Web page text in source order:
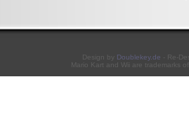
Design by Doublekey.de - Re-
Mario Kart and Wii are trademarks